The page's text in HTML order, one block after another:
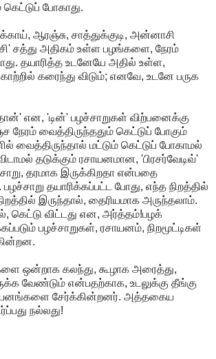
போகாது.
ஆரஞ்சு, சாத்துக்குடி, அன்னாசி
சத்து அதிகம் உள்ள பழங்களை, நேரம்
தயாரித்த உடனேயே அதில் உள்ள,
காற்றில் கரைந்து விடும்; எனவே, உடனே பருக
தான்' என, 'டின்' பழச்சாறுகள் விற்பனைக்கு
வைத்திருந்ததும் கெட்டுப் போகும்
வைத்திருந்தால் மட்டும் கெட்டுப் போகாமல்
தடுக்கும் ரசாயனமான, 'பிரசர்வேடிவ்'
தரமாக இருக்கிறதா என்பதை
தயாரிக்கப்பட்ட போது, எந்த நிறத்தில்
இருந்தால், தைரியமாக அருந்தலாம்.
கெட்டு விட்டது என, அர்த்தம்!பழக்
பழச்சாறுகள், ரசாயனம், நிறமூட்டிகள்
ஒன்றாக கலந்து, கூழாக அரைத்து,
வேண்டும் என்பதற்காக, உடலுக்கு தீங்கு
சேர்க்கின்றனர். அத்தகைய
நல்லது!